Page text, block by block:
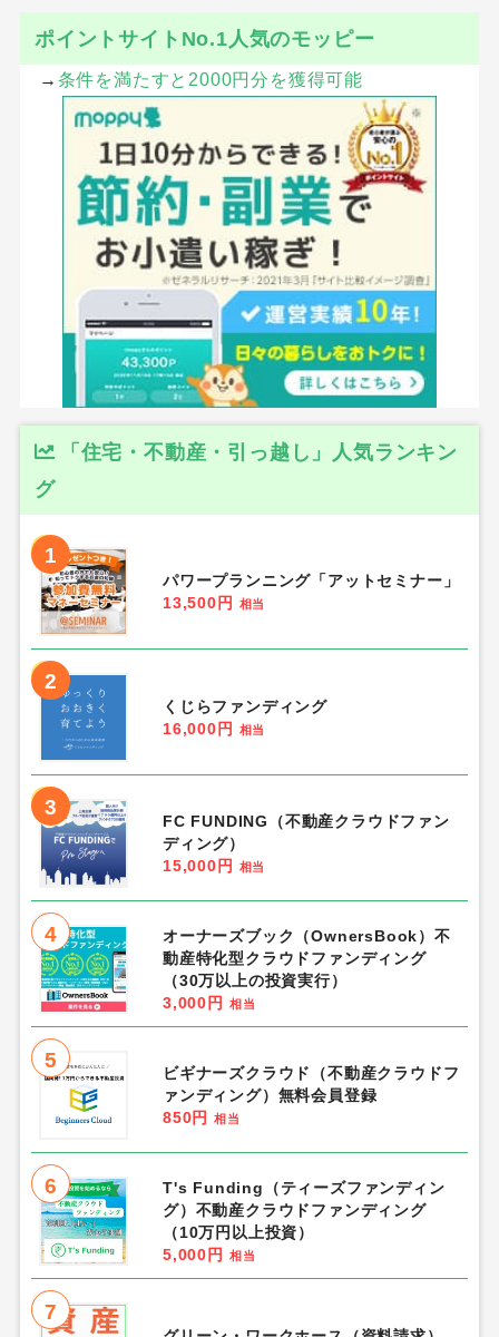
ポイントサイトNo.1人気のモッピー
→ 条件を満たすと2000円分を獲得可能
「住宅・不動産・引っ越し」人気ランキン
グ
1
パワープランニング「アットセミナー」
13,500円
相当
2
くじらファンディング
16,000円
相当
3
FC FUNDING（不動産クラウドファン
ディング）
15,000円
相当
4
オーナーズブック（OwnersBook）不
動産特化型クラウドファンディング
（30万以上の投資実行）
3,000円
相当
5
ビギナーズクラウド（不動産クラウドフ
ァンディング）無料会員登録
850円
相当
6
T's Funding（ティーズファンディン
グ）不動産クラウドファンディング
（10万円以上投資）
5,000円
相当
7